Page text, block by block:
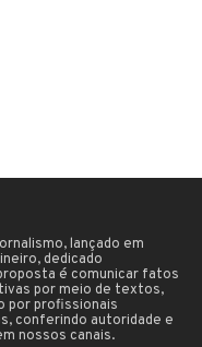
lançado em
dedicado
é comunicar fatos
por meio de textos,
por profissionais
conferindo autoridade e
nossos canais.